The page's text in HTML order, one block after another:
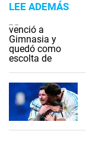
LEE ADEMÁS